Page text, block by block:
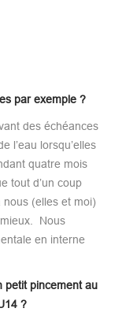
par exemple ?
des échéances
l’eau lorsqu’elles
quatre mois
tout d’un coup
nous (elles et moi)
Nous
en interne
petit pincement au
?